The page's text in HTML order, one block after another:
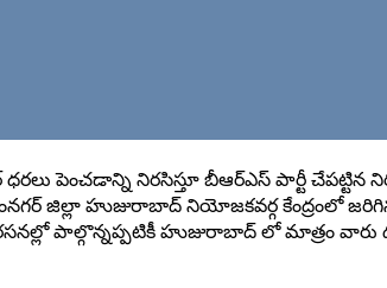
ధరలు పెంచడాన్ని నిరసిస్తూ బీఆర్ఎస్ పార్టీ
జిల్లా హుజురాబాద్ నియోజకవర్గ కేంద్రంలో
పాల్గొన్నప్పటికీ హుజురాబాద్ లో మాత్రం వారు